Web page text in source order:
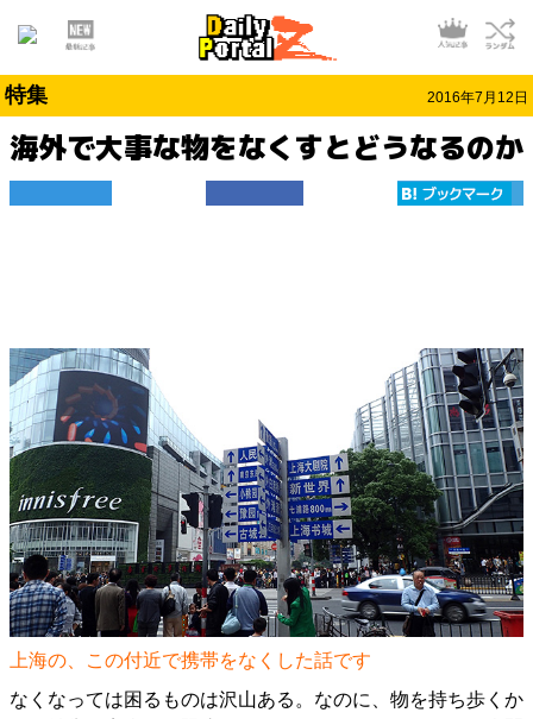
特集 2016年7月12日
海外で大事な物をなくすとどうなるのか
上海の、この付近で携帯をなくした話です
なくなっては困るものは沢山ある。なのに、物を持ち歩くか